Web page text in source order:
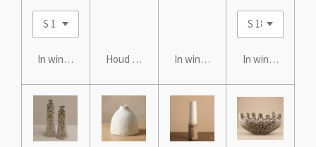
In winkelwagen Houd mij op de hoogteIn winkelwagen In winkelwagen